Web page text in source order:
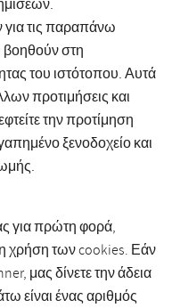
τις παραπάνω
στη
του ιστότοπου. Αυτά
προτιμήσεις και
την προτίμηση
ξενοδοχείο και
για πρώτη φορά,
χρήση των cookies. Εάν
μας δίνετε την άδεια
είναι ένας αριθμός